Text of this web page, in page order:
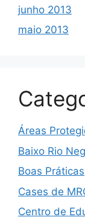
junho 2013
maio 2013
Áreas
Baixo Rio
Boas Práticas
Cases de
Centro de